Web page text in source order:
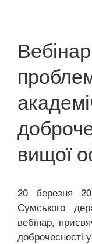
вищої
20 березня
Сумського
вебінар,
доброчесності